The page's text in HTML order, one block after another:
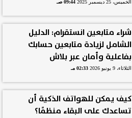
الخميس، 25 ديسمبر 2025 09:44 صـ
شراء متابعين انستقرام: الدليل
الشامل لزيادة متابعين حسابك
بفاعلية وأمان عبر بلاش
الثلاثاء، 9 يونيو 2026 02:33 مـ
كيف يمكن للهواتف الذكية أن
تساعدك على البقاء منظمًا؟